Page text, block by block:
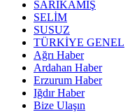
SARIKAMIŞ
SELİM
SUSUZ
TÜRKİYE GENEL
Ağrı Haber
Ardahan Haber
Erzurum Haber
Iğdır Haber
Bize Ulaşın